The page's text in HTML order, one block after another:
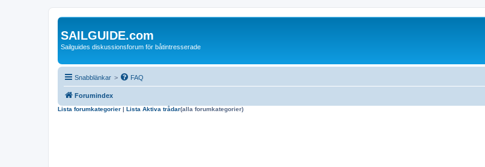
SAILGUIDE.com
Sailguides diskussionsforum för båtintresserade
Snabblänkar > FAQ
Forumindex
Lista forumkategorier | Lista Aktiva trådar(alla forumkategorier)